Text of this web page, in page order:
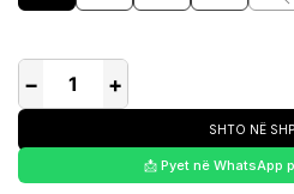
− +
SHTO NË
📩 Pyet në WhatsApp